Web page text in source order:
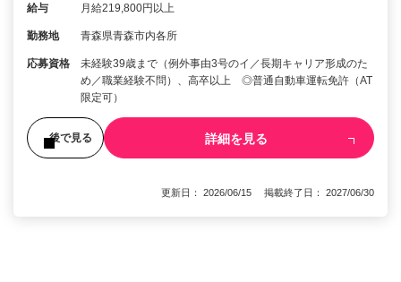
給与 月給219,800円以上
勤務地 青森県青森市内各所
応募資格
未経験39歳まで（例外事由3号のイ／長期キャリア形成のた
め／職業経験不問）、高卒以上 ◎普通自動車運転免許（AT
限定可）
後で見る 詳細を見る
更新日： 2026/06/15 掲載終了日： 2027/06/30